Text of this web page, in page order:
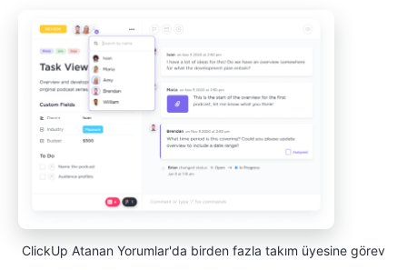
ClickUp Atanan Yorumlar'da birden fazla takım üyesine görev